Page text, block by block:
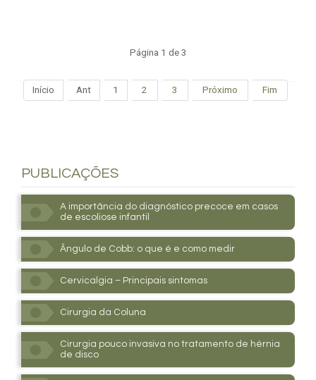
Página 1 de 3
Início Ant 1 2 3 Próximo Fim
PUBLICAÇÕES
A importância do diagnóstico precoce em casos
de escoliose infantil
Ângulo de Cobb: o que é e como medir
Cervicalgia – Principais sintomas
Cirurgia da Coluna
Cirurgia pouco invasiva no tratamento de hérnia
de disco